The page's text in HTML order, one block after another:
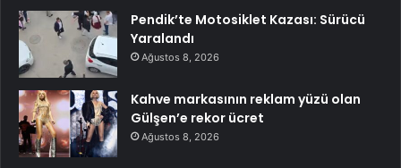
Pendik’te Motosiklet Kazası: Sürücü
Yaralandı
Ağustos 8, 2026
Kahve markasının reklam yüzü olan
Gülşen’e rekor ücret
Ağustos 8, 2026